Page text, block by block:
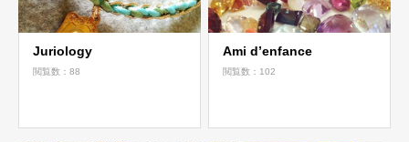
Juriology
閲覧数：88
Ami d’enfance
閲覧数：102